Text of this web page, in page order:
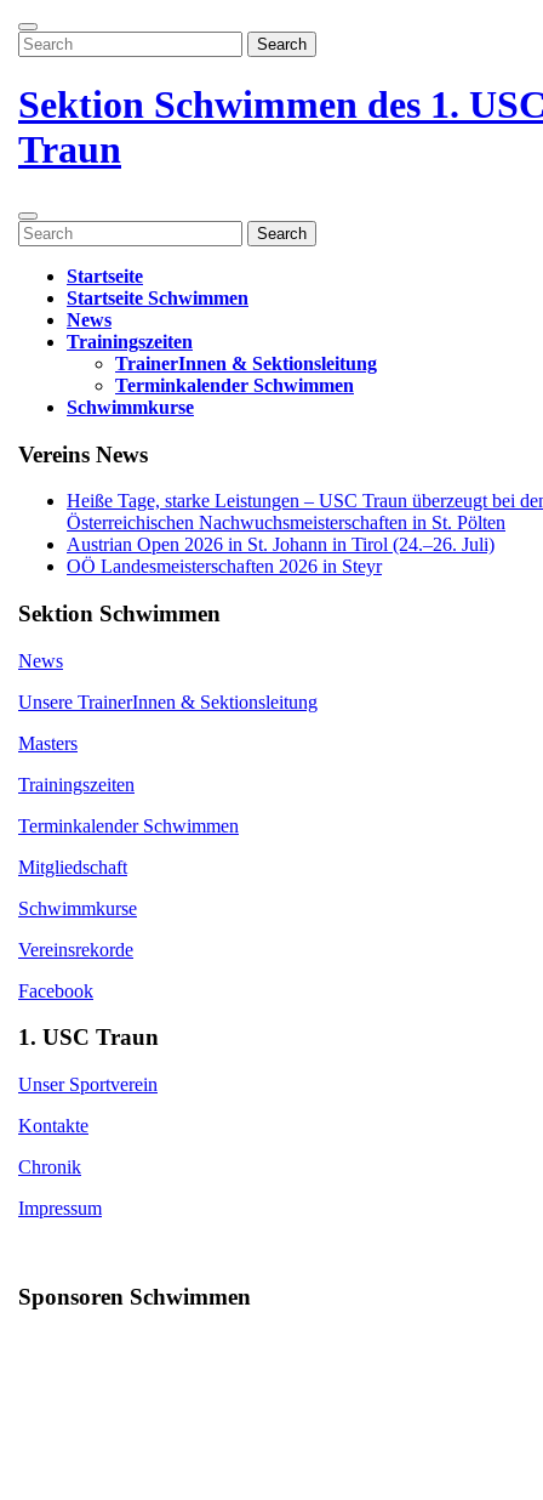
Zum
Inhalt
springen
Menü
öffnen
Search
for:
schließen
Sektion Schwimmen des 1.
Traun
Menü
öffnen
Search
for:
Startseite
Startseite Schwimmen
News
Trainingszeiten
TrainerInnen & Sektionsleitung
Terminkalender Schwimmen
Schwimmkurse
Menü
schließen
Vereins News
Heiße Tage, starke Leistungen – USC Traun überzeugt bei
Österreichischen Nachwuchsmeisterschaften in St. Pölten
Austrian Open 2026 in St. Johann in Tirol (24.–26. Juli)
OÖ Landesmeisterschaften 2026 in Steyr
Sektion Schwimmen
News
Unsere TrainerInnen & Sektionsleitung
Masters
Trainingszeiten
Terminkalender Schwimmen
Mitgliedschaft
Schwimmkurse
Vereinsrekorde
Facebook
1. USC Traun
Unser Sportverein
Kontakte
Chronik
Impressum
Sponsoren Schwimmen